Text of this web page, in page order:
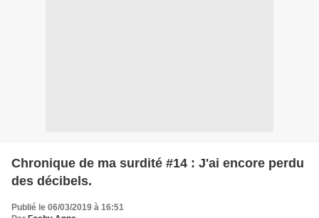
Chronique de ma surdité #14 : J'ai encore perdu
des décibels.
Publié le 06/03/2019 à 16:51